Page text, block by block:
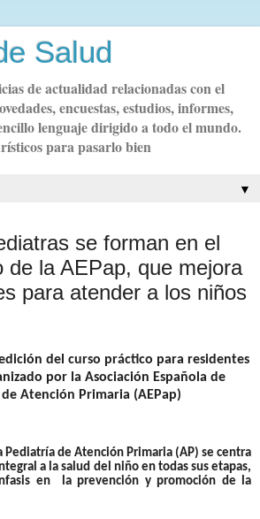
Salud
de actualidad relacionadas con el
encuestas, estudios, informes,
lenguaje dirigido a todo el mundo.
para pasarlo bien
▼
se forman en el
de la AEPap, que mejora
para atender a los niños
del curso práctico para residentes
por la Asociación Española de
Atención Primaria (AEPap)
Pediatría de Atención Primaria (AP) se centra
a la salud del niño en todas sus etapas,
en la prevención y promoción de la